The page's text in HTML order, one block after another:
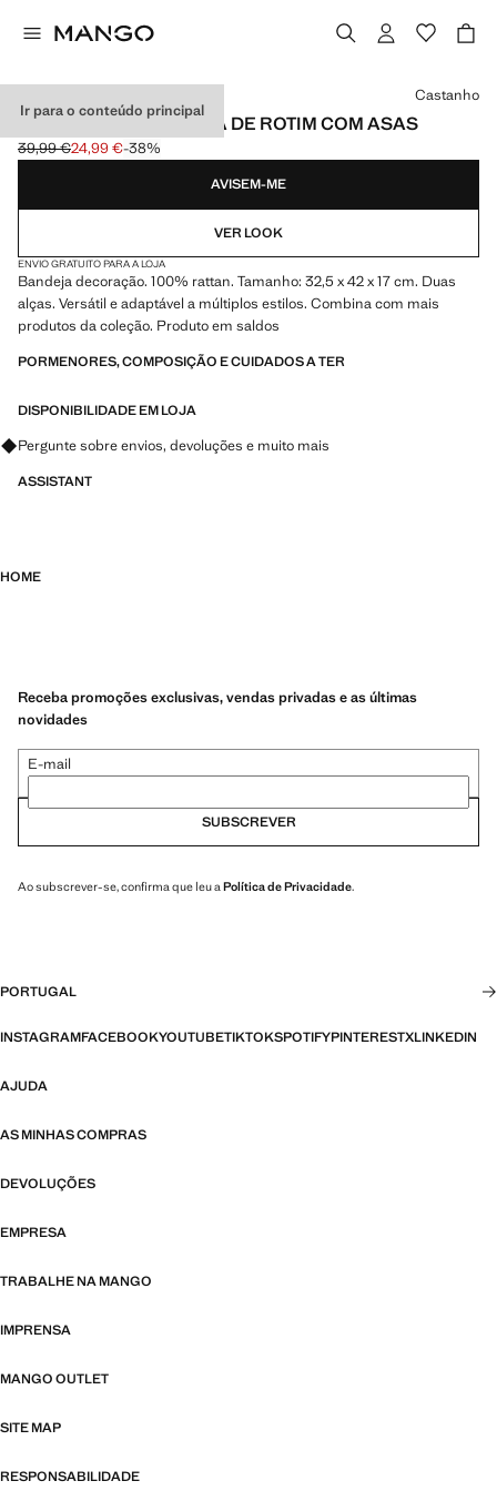
Ir para o conteúdo principal
BANDEJA DECORATIVA DE ROTIM COM ASAS
Preço inicial riscado [39,99 € ]
39,99 €
Preço atual [24,99 € ]
24,99 €-38%
Selecione uma cor
Castanho
AVISEM-ME
VER LOOK
ENVIO GRATUITO PARA A LOJA
Bandeja decoração. 100% rattan. Tamanho: 32,5 x 42 x 17 cm. Duas
alças. Versátil e adaptável a múltiplos estilos. Combina com mais
produtos da coleção. Produto em saldos
PORMENORES, COMPOSIÇÃO E CUIDADOS A TER
DISPONIBILIDADE EM LOJA
Pergunte sobre envios, devoluções e muito mais
ASSISTANT
HOME
Receba promoções exclusivas, vendas privadas e as últimas
novidades
E-mail
SUBSCREVER
Ao subscrever-se, confirma que leu a Política de Privacidade.
PORTUGAL
INSTAGRAMFACEBOOKYOUTUBETIKTOKSPOTIFYPINTERESTXLINKEDIN
AJUDA
AS MINHAS COMPRAS
DEVOLUÇÕES
EMPRESA
TRABALHE NA MANGO
IMPRENSA
MANGO OUTLET
SITE MAP
RESPONSABILIDADE